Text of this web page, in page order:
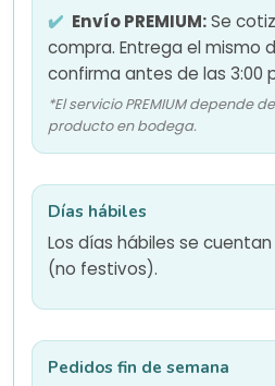
Envío PREMIUM:Se
compra. Entrega el mismo
confirma antes de las 3:00
*El servicio PREMIUM depende
producto en bodega.
Días hábiles
Los días hábiles se
(no festivos).
Pedidos fin de semana